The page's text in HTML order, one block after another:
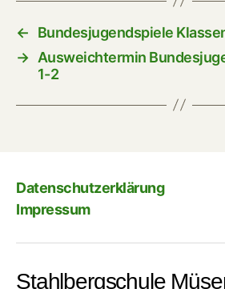
←
Bundesjugendspiele
→ Ausweichtermin
1-2
Datenschutzerklärung
Impressum
Stahlbergschule